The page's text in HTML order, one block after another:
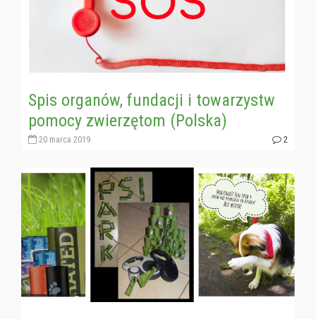
Spis organów, fundacji i towarzystw
pomocy zwierzętom (Polska)
20 marca 2019 2